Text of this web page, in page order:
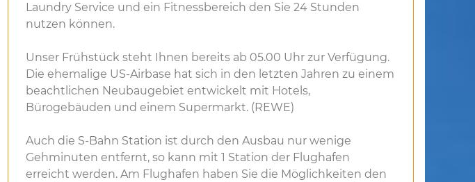
Laundry Service und ein Fitnessbereich den Sie 24 Stunden
nutzen können.
Unser Frühstück steht Ihnen bereits ab 05.00 Uhr zur Verfügung.
Die ehemalige US-Airbase hat sich in den letzten Jahren zu einem
beachtlichen Neubaugebiet entwickelt mit Hotels,
Bürogebäuden und einem Supermarkt. (REWE)
Auch die S-Bahn Station ist durch den Ausbau nur wenige
Gehminuten entfernt, so kann mit 1 Station der Flughafen
erreicht werden. Am Flughafen haben Sie die Möglichkeiten den